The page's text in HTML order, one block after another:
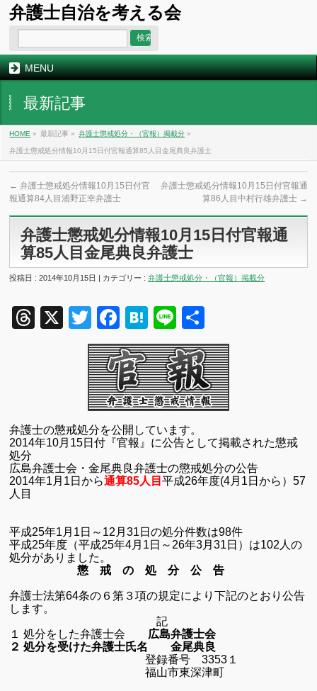
弁護士自治を考える会
MENU
最新記事
HOME » 最新記事 » 弁護士懲戒処分・（官報）掲載分 »
弁護士懲戒処分情報10月15日付官報通算85人目金尾典良弁護士
← 弁護士懲戒処分情報10月15日付官
報通算84人目浦野正幸弁護士
弁護士懲戒処分情報10月15日付官報通
算86人目中村行雄弁護士 →
弁護士懲戒処分情報10月15日付官報通
算85人目金尾典良弁護士
投稿日 : 2014年10月15日 | カテゴリー :弁護士懲戒処分・（官報）掲載分
Threads
X TwitterFacebook
Hatena
Line
有
弁護士の懲戒処分を公開しています。
2014年10月 15日付『官報』に公告として掲載された懲戒
処分
広島弁護士会 ・金尾典良弁護士の懲戒処分の公告
2014年1 月 1 日から通算85人目平成26年度(4月 1 日から）57
人目
平成25年1 月 1 日～ 12 月31 日の処分件数は98件
平成25年度（平成25年4月 1 日～ 26年3月31 日）は102 人の
処分がありました。
懲 戒 の 処 分 公 告
弁護士法第64条の６第３項の規定により下記のとおり公告
します。
記
１ 処分をした弁護士会 広島弁護士会
２ 処分を受けた弁護士氏名 金尾典良
登録番号3353１
福山市東深津町